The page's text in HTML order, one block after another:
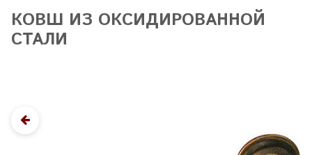
КОВШ ИЗ ОКСИДИРОВАННОЙ
СТАЛИ